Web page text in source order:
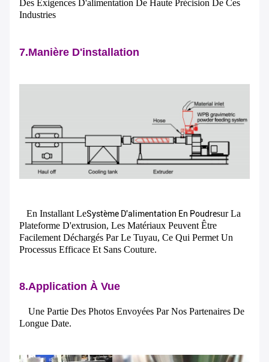
Des Exigences D'alimentation De Haute Précision De Ces
Industries
7.Manière D'installation
En Installant LeSystème D'alimentation En PoudreSur La
Plateforme D'extrusion, Les Matériaux Peuvent Être
Facilement Déchargés Par Le Tuyau, Ce Qui Permet Un
Processus Efficace Et Sans Couture.
8.Application À Vue
Une Partie Des Photos Envoyées Par Nos Partenaires De
Longue Date.